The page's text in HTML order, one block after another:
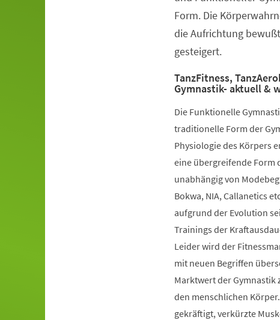
Form. Die
die Aufrichtung
gesteigert.
TanzFitness,
Gymnastik- aktuell &
Die Funktionelle
traditionelle Form der
Physiologie des Körpers
eine übergreifende Form
unabhängig von
Bokwa, NIA, Callanetics
aufgrund der Evolution
Trainings der
Leider wird der
mit neuen Begriffen
Marktwert der Gymnastik
den menschlichen
gekräftigt, verkürzte